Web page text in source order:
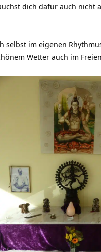
dich dafür auch nicht
im eigenen
Wetter auch im